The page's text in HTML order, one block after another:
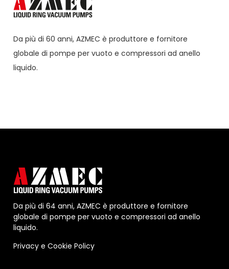
Da più di 60 anni,AZMEC è produttore e fornitore
globale di pompe per vuoto e compressori ad anello
liquido.
Da più di 64 anni, AZMEC è produttore e fornitore
globale di pompe per vuoto e compressori ad anello
liquido.
Privacy eCookie Policy